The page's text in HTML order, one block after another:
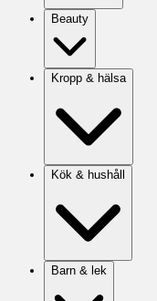
Beauty
Kropp & hälsa
Kök & hushåll
Barn & lek